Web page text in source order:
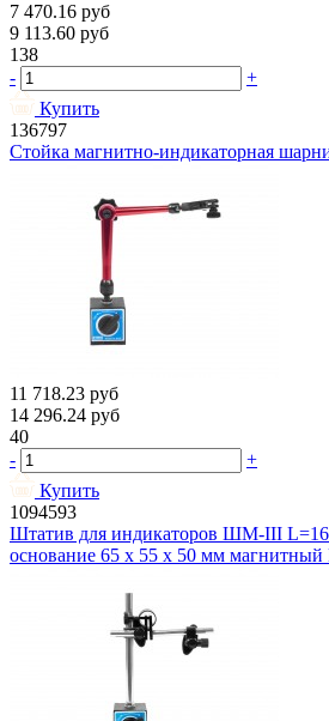
7 470.16 руб
9 113.60 руб
138
-
+
Купить
136797
Стойка магнитно-индикаторная
11 718.23 руб
14 296.24 руб
40
-
+
Купить
1094593
Штатив для индикаторов ШМ-III
основание 65 х 55 х 50 мм